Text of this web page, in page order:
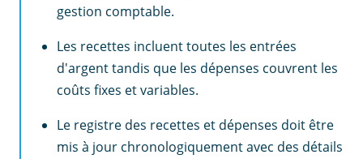
gestion comptable.
Les recettes incluent toutes les entrées
d'argent tandis que les dépenses couvrent les
coûts fixes et variables.
Le registre des recettes et dépenses doit être
mis à jour chronologiquement avec des détails